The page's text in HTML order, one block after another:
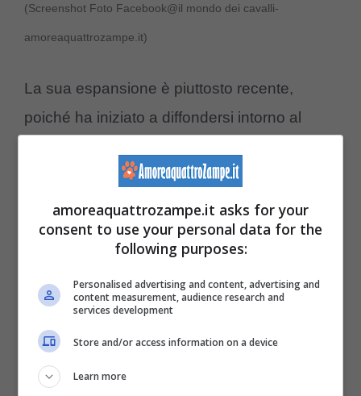
(Screenshot Foto Facebook@il mondo dei cavalli-
amoreaquattrozampe.it)
La sua espansione è piuttosto recente,
poiché ha iniziato a diffondersi intorno al
trasmesso ai posteri la robustezza e
l’imponenza del fisico. Oltre al sole, un
rischio alto è rappresentato da allergie e
dermatiti che possono colpire la pelle: per
questo sono consigliati prodotti specifici per
Il cavallo andaluso
amoreaquattrozampe.it asks for your
consent to use your personal data for the
following purposes:
Personalised advertising and content, advertising and
content measurement, audience research and
services development
Store and/or access information on a device
Learn more